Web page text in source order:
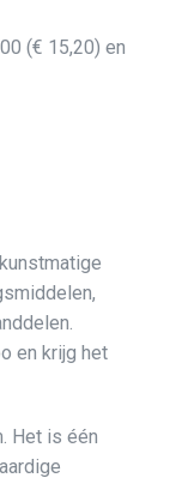
(€ 15,20) en
en krijg het
Het is één